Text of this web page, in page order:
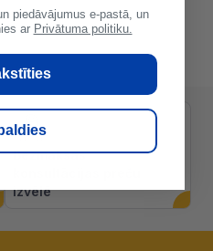
Bezmaksas
izvēlē
piedāvājumus e-pastā, un
ar Privātuma politiku.